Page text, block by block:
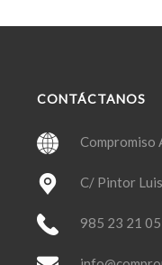
CONTÁCTANOS
Compromiso
C/ Pintor Luis
985 23 21 05